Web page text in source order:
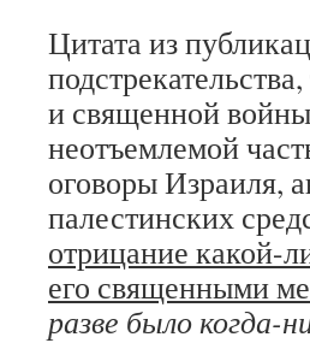
Цитата из
и священной
неотъемлемой
оговоры Израиля,
палестинских
отрицание какой-
его священными
разве было когда-